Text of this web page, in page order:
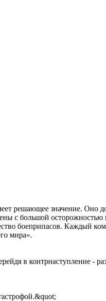
решающее значение. Оно
с большой
боеприпасов. Каждый
мира».
в контрнаступление -